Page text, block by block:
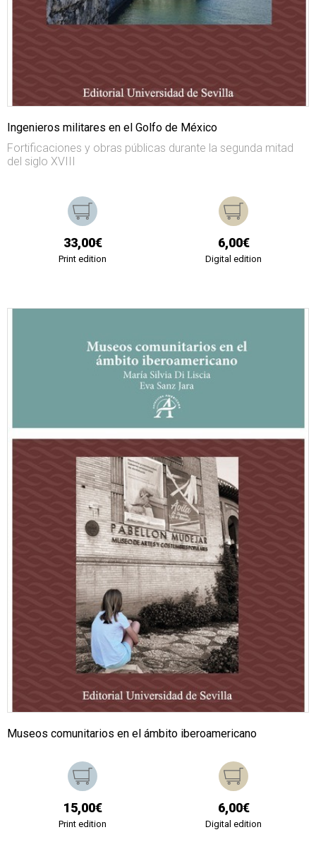
Ingenieros militares en el Golfo de México
Fortificaciones y obras públicas durante la segunda mitad
del siglo XVIII
33,00€
Print edition
6,00€
Digital edition
Museos comunitarios en el ámbito iberoamericano
15,00€
Print edition
6,00€
Digital edition